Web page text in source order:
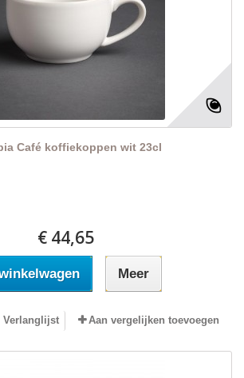
Café koffiekoppen wit 23cl
€ 44,65
Meer
Verlanglijst Aan vergelijken toevoegen